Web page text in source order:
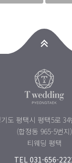
도 평택시 평택5로
(합정동 965-5번지)
티웨딩 평택
TEL 031-656-